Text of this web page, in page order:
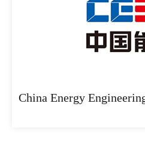
China Energy